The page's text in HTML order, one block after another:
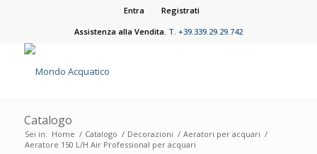
Entra
Registrati
Assistenza alla Vendita. T. +39.339.29.29.742
Catalogo
Sei in: Home / Catalogo / Decorazioni / Aeratori per acquari /
Aeratore 150 L/H Air Professional per acquari